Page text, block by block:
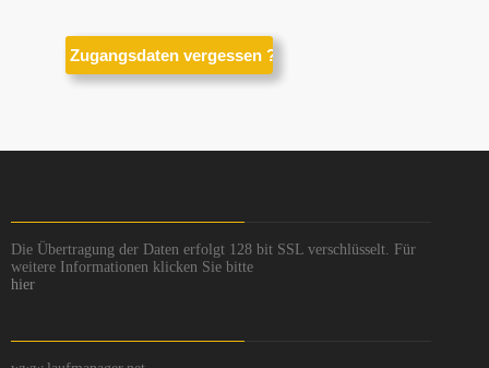
Die Übertragung der Daten erfolgt 128 bit SSL verschlüsselt. Für
weitere Informationen klicken Sie bitte
hier